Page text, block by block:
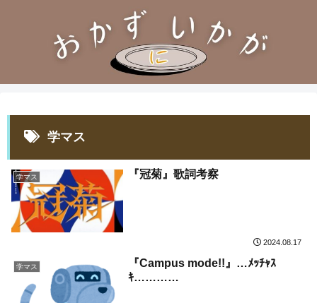
学マス
学マス 『冠菊』歌詞考察
2024.08.17
学マス
『Campus mode!!』…ﾒｯﾁｬｽ
ｷ…………